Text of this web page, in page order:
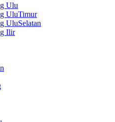
Ulu
UluTimur
UluSelatan
Ilir